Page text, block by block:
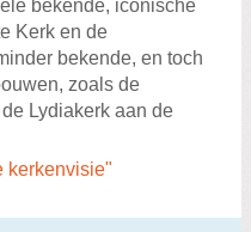
bekende, iconische
Kerk en de
bekende, en toch
zoals de
Lydiakerk aan de
kerkenvisie"